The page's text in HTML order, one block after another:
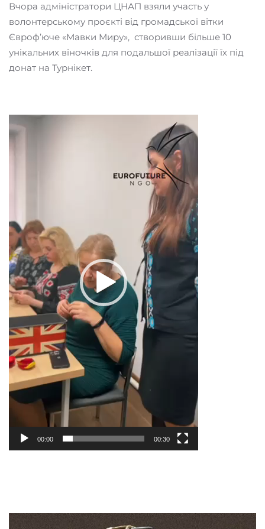
Вчора адміністратори ЦНАП взяли участь у
волонтерському проєкті від громадської вітки
Євроф’юче «Мавки Миру», створивши більше 10
унікальних віночків для подальшої реалізації їх під
донат на Турнікет.
Відеопрогравач
00:00 00:30